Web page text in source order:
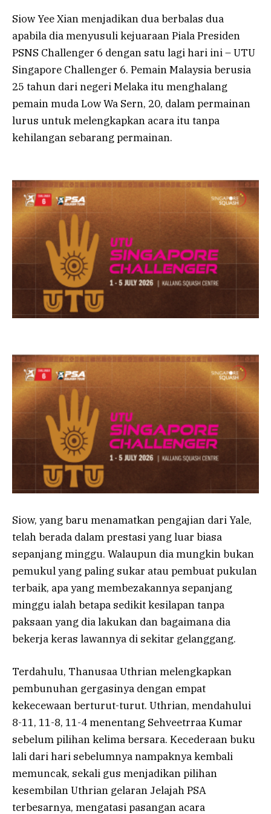
Siow Yee Xian menjadikan dua berbalas dua
apabila dia menyusuli kejuaraan Piala Presiden
PSNS Challenger 6 dengan satu lagi hari ini – UTU
Singapore Challenger 6. Pemain Malaysia berusia
25 tahun dari negeri Melaka itu menghalang
pemain muda Low Wa Sern, 20, dalam permainan
lurus untuk melengkapkan acara itu tanpa
kehilangan sebarang permainan.
Siow, yang baru menamatkan pengajian dari Yale,
telah berada dalam prestasi yang luar biasa
sepanjang minggu. Walaupun dia mungkin bukan
pemukul yang paling sukar atau pembuat pukulan
terbaik, apa yang membezakannya sepanjang
minggu ialah betapa sedikit kesilapan tanpa
paksaan yang dia lakukan dan bagaimana dia
bekerja keras lawannya di sekitar gelanggang.
Terdahulu, Thanusaa Uthrian melengkapkan
pembunuhan gergasinya dengan empat
kekecewaan berturut-turut. Uthrian, mendahului
8-11, 11-8, 11-4 menentang Sehveetrraa Kumar
sebelum pilihan kelima bersara. Kecederaan buku
lali dari hari sebelumnya nampaknya kembali
memuncak, sekali gus menjadikan pilihan
kesembilan Uthrian gelaran Jelajah PSA
terbesarnya, mengatasi pasangan acara